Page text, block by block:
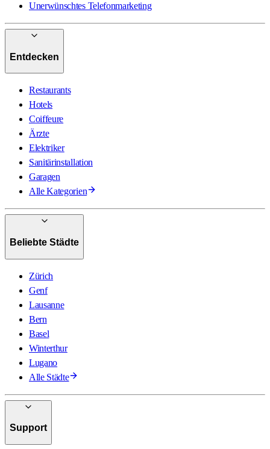
Unerwünschtes Telefonmarketing
Entdecken
Restaurants
Hotels
Coiffeure
Ärzte
Elektriker
Sanitärinstallation
Garagen
Alle Kategorien
Beliebte Städte
Zürich
Genf
Lausanne
Bern
Basel
Winterthur
Lugano
Alle Städte
Support